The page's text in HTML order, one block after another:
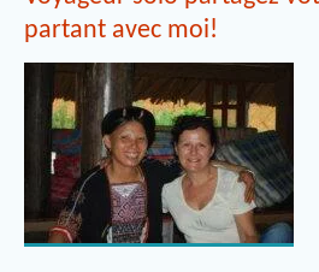
partant avec moi!